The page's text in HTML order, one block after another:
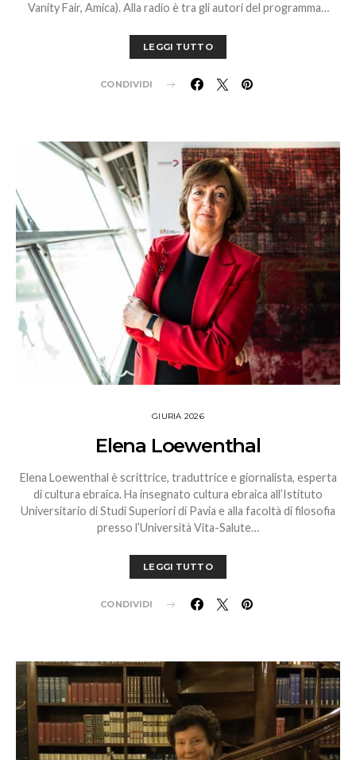
Vanity Fair, Amica). Alla radio è tra gli autori del programma…
LEGGI TUTTO
CONDIVIDI
GIURIA 2026
Elena Loewenthal
Elena Loewenthal è scrittrice, traduttrice e giornalista, esperta
di cultura ebraica. Ha insegnato cultura ebraica all’Istituto
Universitario di Studi Superiori di Pavia e alla facoltà di filosofia
presso l’Università Vita-Salute…
LEGGI TUTTO
CONDIVIDI